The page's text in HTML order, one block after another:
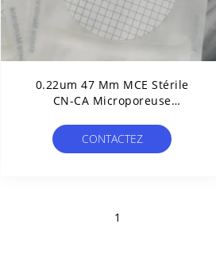
0.22um 47 Mm MCE Stérile
CN-CA Microporeuse
Test De Limite Microbienne
CONTACTEZ
1